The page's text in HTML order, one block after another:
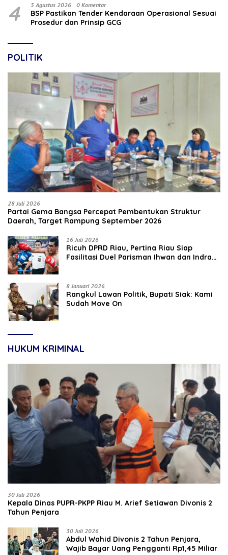
4 5 Agustus 2026 0 Komentar
BSP Pastikan Tender Kendaraan Operasional Sesuai
Prosedur dan Prinsip GCG
POLITIK
28 Juli 2026
Partai Gema Bangsa Percepat Pembentukan Struktur
Daerah, Target Rampung September 2026
16 Juli 2026
‎Ricuh DPRD Riau, Pertina Riau Siap
Fasilitasi Duel Parisman Ihwan dan Indra
8 Januari 2026
Rangkul Lawan Politik, Bupati Siak: Kami
Sudah Move On
HUKUM KRIMINAL
30 Juli 2026
Kepala Dinas PUPR-PKPP Riau M. Arief Setiawan Divonis 2
Tahun Penjara
30 Juli 2026
‎‎Abdul Wahid Divonis 2 Tahun Penjara,
Wajib Bayar Uang Pengganti Rp1,45 Miliar